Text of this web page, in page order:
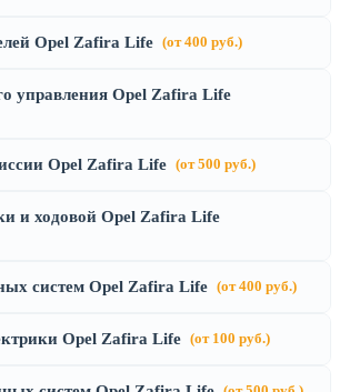
Opel Zafira Life (от 400 руб.)
управления Opel Zafira Life
Opel Zafira Life (от 500 руб.)
и ходовой Opel Zafira Life
систем Opel Zafira Life (от 400 руб.)
Opel Zafira Life (от 100 руб.)